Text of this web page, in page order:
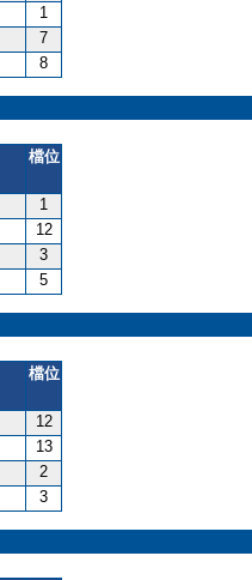
1
7
8
檔位
1
12
3
5
檔位
12
13
2
3